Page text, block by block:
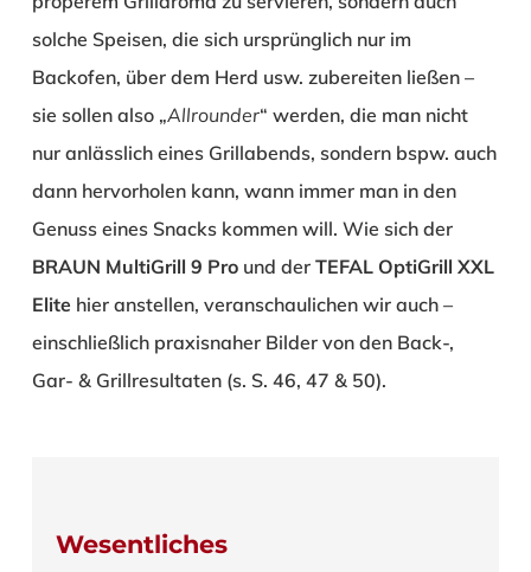
solche Speisen, die sich ursprünglich nur im
Backofen, über dem Herd usw. zubereiten ließen –
sie sollen also „Allrounder“ werden, die man nicht
nur anlässlich eines Grillabends, sondern bspw. auch
dann hervorholen kann, wann immer man in den
Genuss eines Snacks kommen will. Wie sich der
BRAUN MultiGrill 9 Pround der TEFAL OptiGrill XXL
Elite hier anstellen, veranschaulichen wir auch –
einschließlich praxisnaher Bilder von den Back-,
Gar- & Grillresultaten (s. S. 46, 47 & 50).
Wesentliches